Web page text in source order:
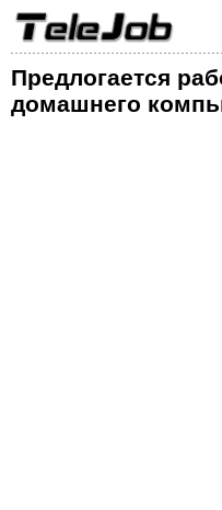
Предлогается
домашнего